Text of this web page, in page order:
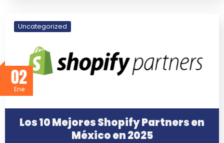
02
Ene
Uncategorized
Los 10 Mejores Shopify Partners en
México en 2025